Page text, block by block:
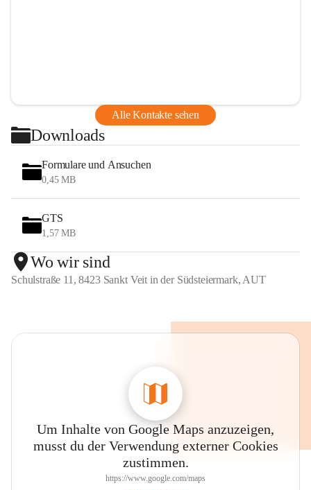
Alle Kontakte sehen
Downloads
Formulare und Ansuchen
0,45 MB
GTS
1,57 MB
Wo wir sind
Schulstraße 11, 8423 Sankt Veit in der Südsteiermark, AUT
Um Inhalte von Google Maps anzuzeigen,
musst du der Verwendung externer Cookies
zustimmen.
https://www.google.com/maps